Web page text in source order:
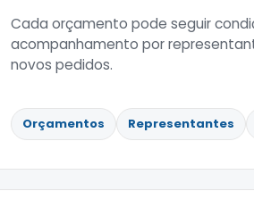
Cada orçamento pode seguir
acompanhamento por
novos pedidos.
Orçamentos Representantes